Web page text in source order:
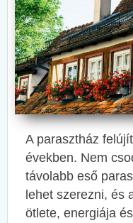
A parasztház
években. Nem
távolabb eső
lehet szerezni, és
ötlete, energiája